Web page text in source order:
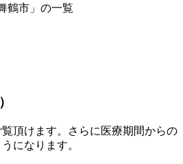
鶴市」の一覧
頂けます。さらに医療期間からの
になります。